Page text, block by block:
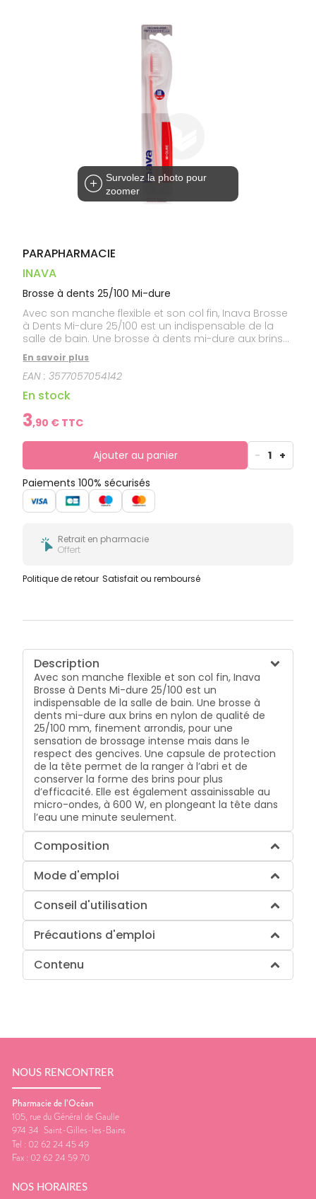
Survolez la photo pour
zoomer
PARAPHARMACIE
INAVA
Brosse à dents 25/100 Mi-dure
Avec son manche flexible et son col fin, Inava Brosse
à Dents Mi-dure 25/100 est un indispensable de la
salle de bain. Une brosse à dents mi-dure aux brins
en nylon de qualité de 25/100 mm, finement arrondis,
pour une sensation de brossage intense mais dans
le respect des gencives. Une capsule de protection
de la tête permet de la ranger à l’abri et de
conserver la forme des brins pour plus d’efficacité.
Elle est également assainissable au micro-ondes, à
600 W, en plongeant la tête dans l’eau une minute
seulement.
En savoir plus
EAN :3577057054142
En stock
3,90 € TTC
Ajouter au panier - 1 +
Paiements 100% sécurisés
Retrait en pharmacie
Offert
Politique de retour Satisfait ou remboursé
Description
Avec son manche flexible et son col fin, Inava
Brosse à Dents Mi-dure 25/100 est un
indispensable de la salle de bain. Une brosse à
dents mi-dure aux brins en nylon de qualité de
25/100 mm, finement arrondis, pour une
sensation de brossage intense mais dans le
respect des gencives. Une capsule de protection
de la tête permet de la ranger à l’abri et de
conserver la forme des brins pour plus
d’efficacité. Elle est également assainissable au
micro-ondes, à 600 W, en plongeant la tête dans
l’eau une minute seulement.
Composition
Mode d'emploi
Conseil d'utilisation
Précautions d'emploi
Contenu
NOUS RENCONTRER
Pharmacie de l’Océan
105, rue du Général de Gaulle
974 34 Saint-Gilles-les-Bains
Tel : 02 62 24 45 49
Fax : 02 62 24 59 70
NOS HORAIRES